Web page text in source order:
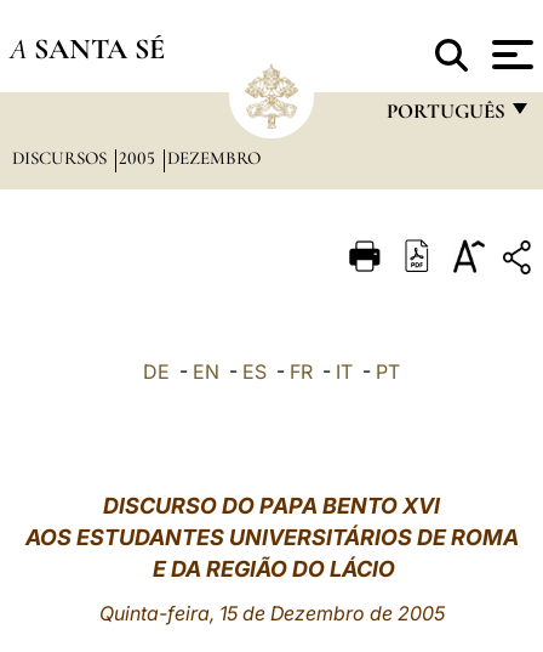
A SANTA SÉ
PORTUGUÊS
ITALIANO
中文
LATINE
DISCURSOS 2005 DEZEMBRO
DE - EN - ES - FR - IT - PT
DISCURSO DO PAPA BENTO XVI
AOS ESTUDANTES UNIVERSITÁRIOS DE ROMA
E DA REGIÃO DO LÁCIO
Quinta-feira, 15 de Dezembro de 2005